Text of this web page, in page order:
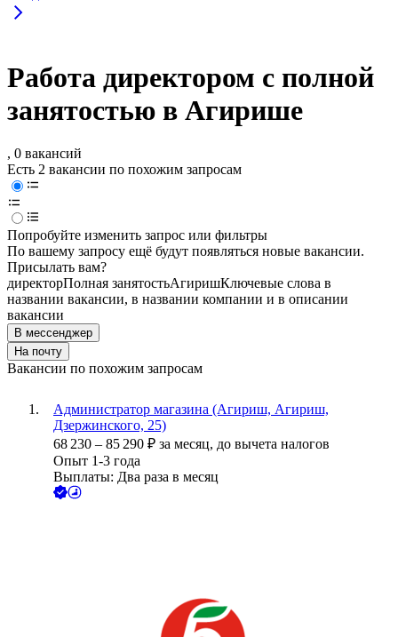
Работа директором с полной
занятостью в Агирише
, 0 вакансий
Есть 2 вакансии по похожим запросам
Попробуйте изменить запрос или фильтры
По вашему запросу ещё будут появляться новые вакансии.
Присылать вам?
директорПолная занятостьАгиришКлючевые слова в
названии вакансии, в названии компании и в описании
вакансии
В мессенджер
На почту
Вакансии по похожим запросам
Администратор магазина (Агириш, Агириш,
Дзержинского, 25)
68 230 – 85 290 ₽ за месяц, до вычета налогов
Опыт 1-3 года
Выплаты: Два раза в месяц